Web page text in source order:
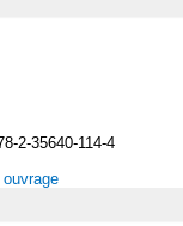
2-35640-114-4